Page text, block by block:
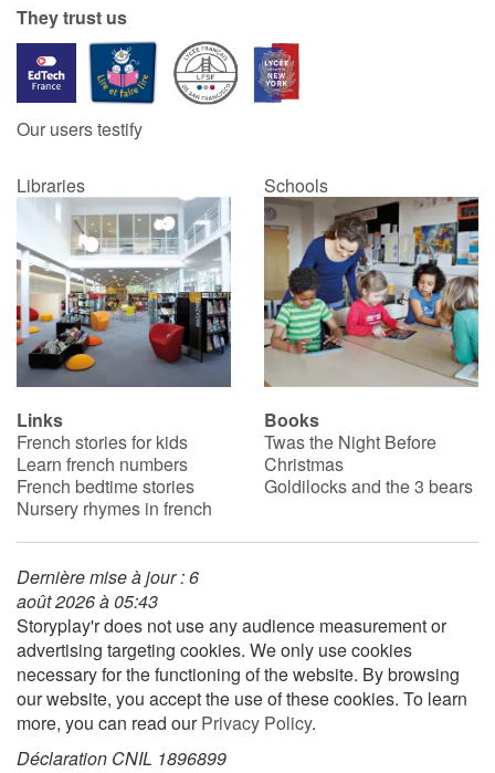
They trust us
Our users testify
Libraries Schools
Links
French stories for kids
Learn french numbers
French bedtime stories
Nursery rhymes in french
Books
Twas the Night Before
Christmas
Goldilocks and the 3 bears
Dernière mise à jour : 6
août 2026 à 05:43
Storyplay'r does not use any audience measurement or
advertising targeting cookies. We only use cookies
necessary for the functioning of the website. By browsing
our website, you accept the use of these cookies. To learn
more, you can read ourPrivacy Policy.
Déclaration CNIL 1896899